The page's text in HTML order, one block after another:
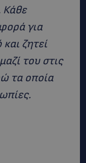
Κάθε
για
ζητεί
του στις
τα οποία